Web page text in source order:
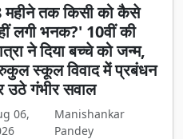
महीने तक किसी को कैसे
लगी भनक?' 10वीं की
ने दिया बच्चे को जन्म,
स्कूल विवाद में प्रबंधन
उठे गंभीर सवाल
06,
Manishankar
Pandey